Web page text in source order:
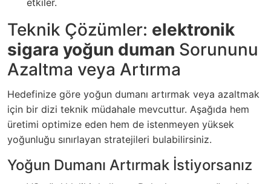
etkiler.
Teknik Çözümler: elektronik
sigara yoğun duman Sorununu
Azaltma veya Artırma
Hedefinize göre yoğun dumanı artırmak veya azaltmak
için bir dizi teknik müdahale mevcuttur. Aşağıda hem
üretimi optimize eden hem de istenmeyen yüksek
yoğunluğu sınırlayan stratejileri bulabilirsiniz.
Yoğun Dumanı Artırmak İstiyorsanız